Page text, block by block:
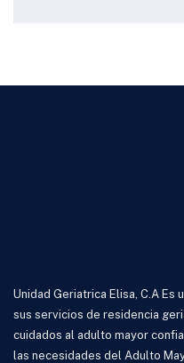
Unidad Geriatrica Elisa, C.A Es
sus servicios de residencia
cuidados al adulto mayor
las necesidades del Adulto